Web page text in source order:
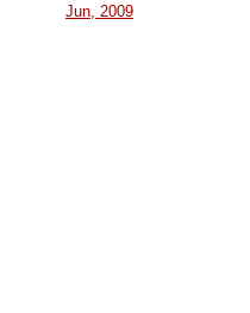
Jun, 2009